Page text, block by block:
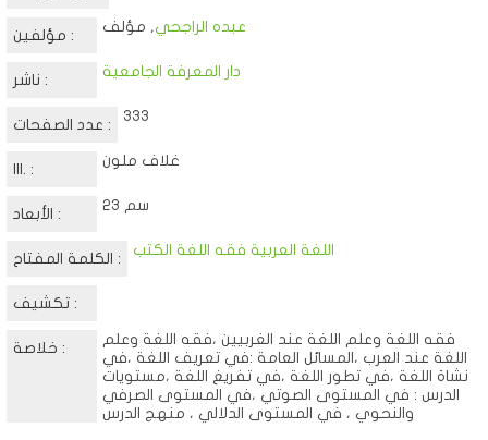
مؤلفين :
عبده الراجحي, مؤلف
ناشر :
دار المعرفة الجامعية
عدد الصفحات :
333
Ill. :
غلاف ملون
الأبعاد :
23 سم
الكلمة المفتاح :
اللغة العربية فقه اللغة الكتب
تكشيف :
خلاصة :
فقه اللغة وعلم اللغة عند الغربيين ،فقه اللغة وعلم
اللغة عند العرب ،المسائل العامة :في تعريف اللغة ،في
نشاة اللغة ،في تطور اللغة ،في تفريغ اللغة ،مستويات
الدرس : في المستوى الصوتي ،في المستوى الصرفي
والنحوي ، في المستوى الدلالي ، منهج الدرس